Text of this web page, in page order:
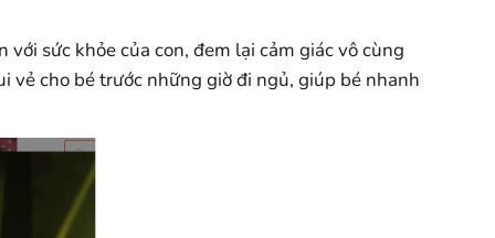
sức khỏe của con, đem lại cảm giác vô cùng
vẻ cho bé trước những giờ đi ngủ, giúp bé nhanh